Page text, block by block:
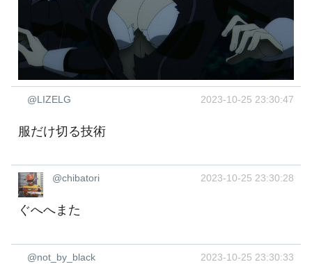
@LIZELG 2023-10-25 23:30:47
服だけ切る技術
@chibatori 2023-10-25 23:30:28
ぐへへまた
@not_by_black 2023-10-25 23:30:33